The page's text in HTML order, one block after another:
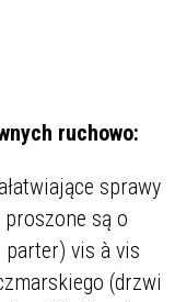
ruchowo:
sprawy
są o
parter) vis à vis
(drzwi